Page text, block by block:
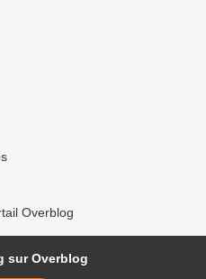
Overblog
sur Overblog